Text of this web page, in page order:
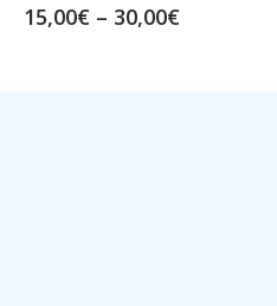
15,00€ – 30,00€